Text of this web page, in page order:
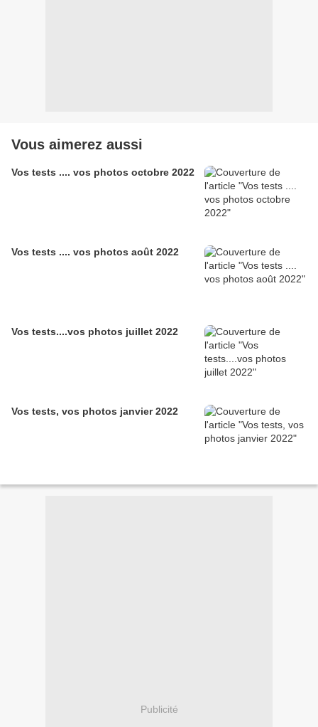
Vous aimerez aussi
Vos tests .... vos photos octobre 2022
Vos tests .... vos photos août 2022
Vos tests....vos photos juillet 2022
Vos tests, vos photos janvier 2022
Publicité